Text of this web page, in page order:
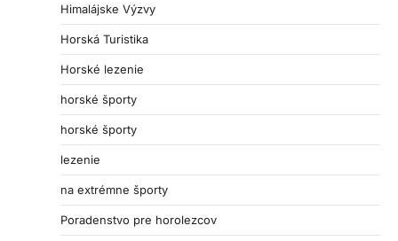
Himalájske Výzvy
Horská Turistika
Horské lezenie
horské športy
horské športy
lezenie
na extrémne športy
Poradenstvo pre horolezcov